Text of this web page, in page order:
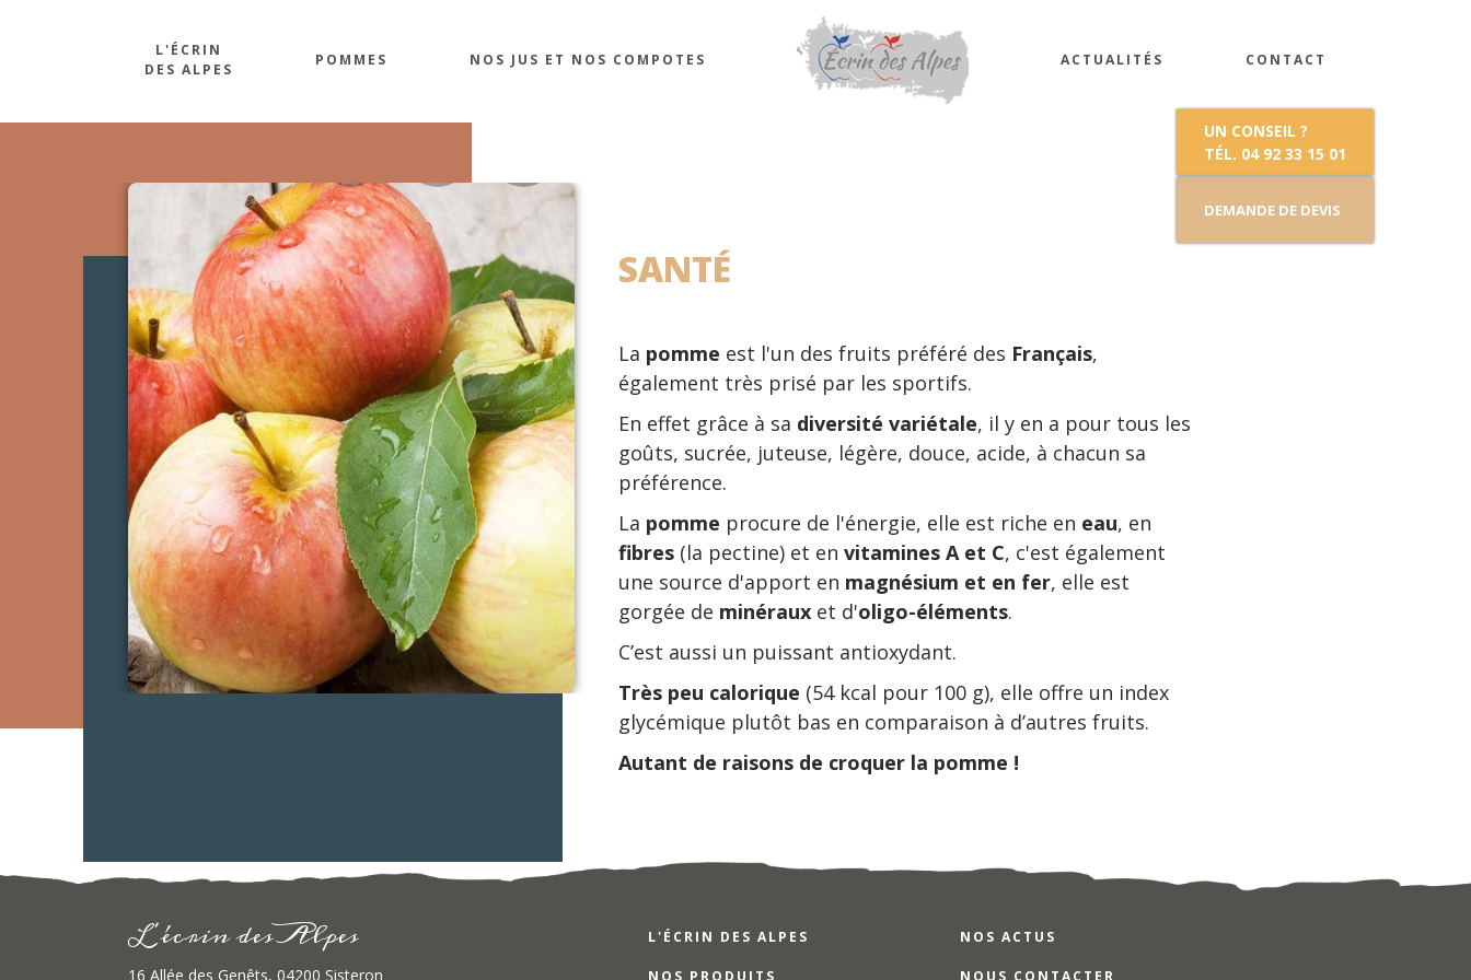
L'ÉCRIN
DES ALPES
POMMES NOS JUS ET NOS COMPOTES ACTUALITÉS CONTACT
UN CONSEIL ?
TÉL. 04 92 33 15 01
DEMANDE DE DEVIS
SANTÉ
La pomme est l'un des fruits préféré des Français,
également très prisé par les sportifs.
En effet grâce à sa diversité variétale, il y en a pour tous les
goûts, sucrée, juteuse, légère, douce, acide, à chacun sa
préférence.
La pomme procure de l'énergie, elle est riche en eau, en
fibres (la pectine) et en vitamines A et C, c'est également
une source d'apport en magnésium et en fer, elle est
gorgée de minéraux et d'oligo-éléments.
C’est aussi un puissant antioxydant.
Très peu calorique (54 kcal pour 100 g), elle offre un index
glycémique plutôt bas en comparaison à d’autres fruits.
Autant de raisons de croquer la pomme !
L 'écrin des Alpes
16 Allée des Genêts, 04200 Sisteron
L'ÉCRIN DES ALPES NOS ACTUS